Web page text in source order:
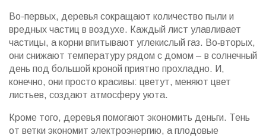
Во-первых, деревья сокращают количество пыли и
вредных частиц в воздухе. Каждый лист улавливает
частицы, а корни впитывают углекислый газ. Во‑вторых,
они снижают температуру рядом с домом – в солнечный
день под большой кроной приятно прохладно. И,
конечно, они просто красивы: цветут, меняют цвет
листьев, создают атмосферу уюта.
Кроме того, деревья помогают экономить деньги. Тень
от ветки экономит электроэнергию, а плодовые